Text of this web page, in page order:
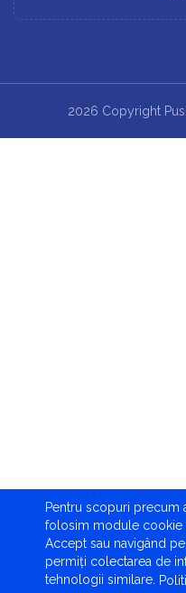
2026 Copyright
Pentru scopuri precum
folosim module cookie
Accept sau navigând
permiți colectarea de
tehnologii similare.